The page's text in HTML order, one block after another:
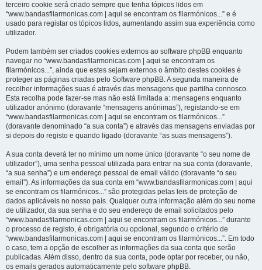
terceiro cookie será criado sempre que tenha tópicos lidos em
“www.bandasfilarmonicas.com | aqui se encontram os filarmónicos...” e é
usado para registar os tópicos lidos, aumentando assim sua experiência como
utilizador.
Podem também ser criados cookies externos ao software phpBB enquanto
navegar no “www.bandasfilarmonicas.com | aqui se encontram os
filarmónicos...”, ainda que estes sejam externos o âmbito destes cookies é
proteger as páginas criadas pelo Software phpBB. A segunda maneira de
recolher informações suas é através das mensagens que partilha connosco.
Esta recolha pode fazer-se mas não está limitada a: mensagens enquanto
utilizador anónimo (doravante “mensagens anónimas”), registando-se em
“www.bandasfilarmonicas.com | aqui se encontram os filarmónicos...”
(doravante denominado “a sua conta”) e através das mensagens enviadas por
si depois do registo e quando ligado (doravante “as suas mensagens”).
A sua conta deverá ter no mínimo um nome único (doravante “o seu nome de
utilizador”), uma senha pessoal utilizada para entrar na sua conta (doravante,
“a sua senha”) e um endereço pessoal de email válido (doravante “o seu
email”). As informações da sua conta em “www.bandasfilarmonicas.com | aqui
se encontram os filarmónicos...” são protegidas pelas leis de proteção de
dados aplicáveis no nosso país. Qualquer outra informação além do seu nome
de utilizador, da sua senha e do seu endereço de email solicitados pelo
“www.bandasfilarmonicas.com | aqui se encontram os filarmónicos...” durante
o processo de registo, é obrigatória ou opcional, segundo o critério de
“www.bandasfilarmonicas.com | aqui se encontram os filarmónicos...”. Em todo
o caso, tem a opção de escolher as informações da sua conta que serão
publicadas. Além disso, dentro da sua conta, pode optar por receber, ou não,
os emails gerados automaticamente pelo software phpBB.